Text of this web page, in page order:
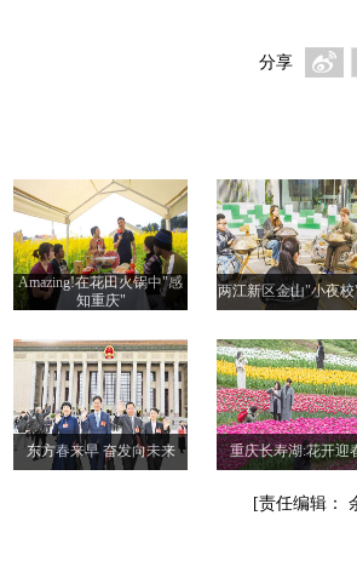
分享
Amazing!在花田火锅中"感
知重庆"
两江新区金山"小夜
东方春来早 奋发向未来 重庆长寿湖:花开迎
[责任编辑：